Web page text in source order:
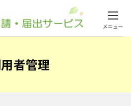
メニュー
者管理